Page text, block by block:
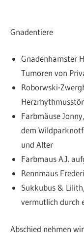
Gnadentiere
Gnadenhamster
Tumoren von
Roborwski-
Farbmäuse
dem
und Alter
Farbmaus A.J.
Rennmaus
Sukkubus &
vermutlich durch
Abschied nehmen